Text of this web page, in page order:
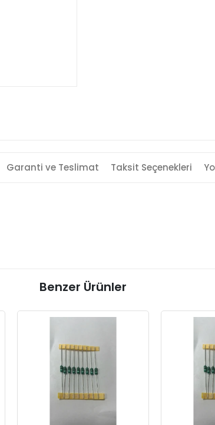
Garanti ve Teslimat Taksit Seçenekleri
Benzer Ürünler